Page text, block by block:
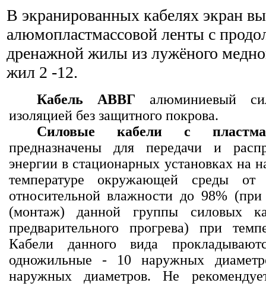
В экранированных кабелях экран
алюмопластмассовой ленты с
дренажной жилы из лужёного
жил 2 -12.
Кабель АВВГ алюминиевый
изоляцией без защитного покрова.
Силовые кабели с
предназначены для передачи и
энергии в стационарных установках на
температуре окружающей среды
относительной влажности до 98%
(монтаж) данной группы силовых
предварительного прогрева) при
Кабели данного вида
одножильные - 10 наружных
наружных диаметров. Не